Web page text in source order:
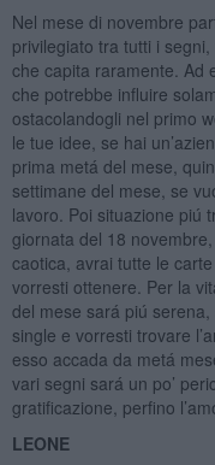
Nel mese di novembre
privilegiato tra tutti i
che capita raramente. Ad
che potrebbe influire
ostacolandogli nel primo
le tue idee, se hai
prima metá del mese,
settimane del mese, se
lavoro. Poi situazione piú
giornata del 18
caotica, avrai tutte le
vorresti ottenere. Per la
del mese sará piú
single e vorresti trovare
esso accada da metá
vari segni sará un po’
gratificazione, perfino
LEONE